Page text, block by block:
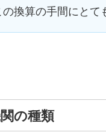
換算の手間にとて
の種類